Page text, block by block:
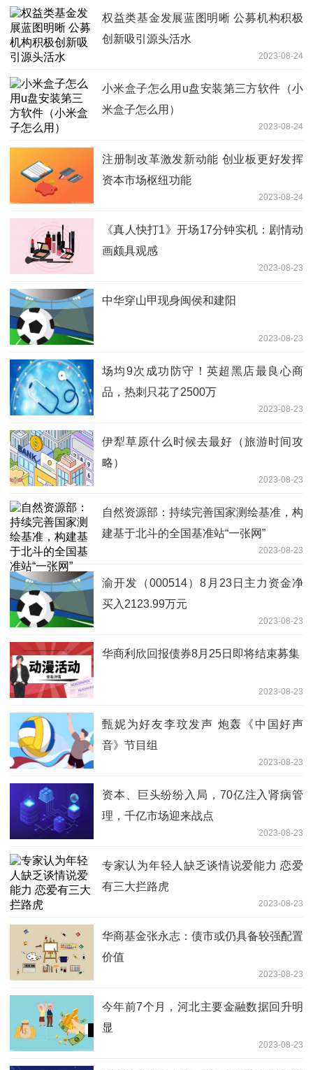
权益类基金发展蓝图明晰 公募机构积极
创新吸引源头活水
2023-08-24
小米盒子怎么用u盘安装第三方软件（小
米盒子怎么用）
2023-08-24
注册制改革激发新动能 创业板更好发挥
资本市场枢纽功能
2023-08-24
《真人快打1》开场17分钟实机：剧情动
画颇具观感
2023-08-23
中华穿山甲现身闽侯和建阳
2023-08-23
场均9次成功防守！英超黑店最良心商
品，热刺只花了2500万
2023-08-23
伊犁草原什么时候去最好（旅游时间攻
略）
2023-08-23
自然资源部：持续完善国家测绘基准，构
建基于北斗的全国基准站“一张网”
2023-08-23
渝开发（000514）8月23日主力资金净
买入2123.99万元
2023-08-23
华商利欣回报债券8月25日即将结束募集
2023-08-23
甄妮为好友李玟发声 炮轰《中国好声
音》节目组
2023-08-23
资本、巨头纷纷入局，70亿注入肾病管
理，千亿市场迎来战点
2023-08-23
专家认为年轻人缺乏谈情说爱能力 恋爱
有三大拦路虎
2023-08-23
华商基金张永志：债市或仍具备较强配置
价值
2023-08-23
今年前7个月，河北主要金融数据回升明
显
2023-08-23